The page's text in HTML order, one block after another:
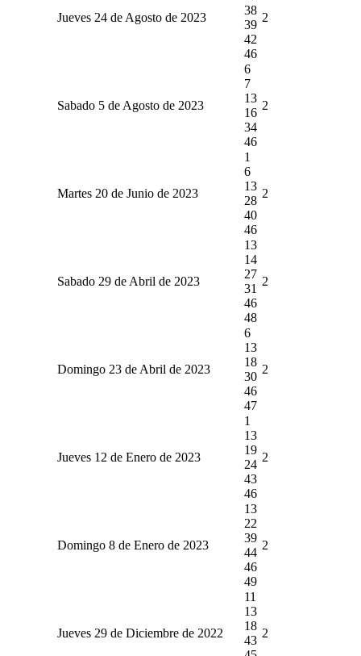
Jueves 24 de Agosto de 2023
38
39
42
46
2
Sabado 5 de Agosto de 2023
6
7
13
16
34
46
2
Martes 20 de Junio de 2023
1
6
13
28
40
46
2
Sabado 29 de Abril de 2023
13
14
27
31
46
48
2
Domingo 23 de Abril de 2023
6
13
18
30
46
47
2
Jueves 12 de Enero de 2023
1
13
19
24
43
46
2
Domingo 8 de Enero de 2023
13
22
39
44
46
49
2
Jueves 29 de Diciembre de 2022
11
13
18
43
2